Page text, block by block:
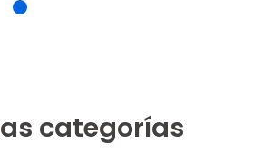
categorías